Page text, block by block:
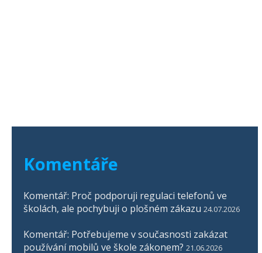
Komentáře
Komentář: Proč podporuji regulaci telefonů ve
školách, ale pochybuji o plošném zákazu 24.07.2026
Komentář: Potřebujeme v současnosti zakázat
používání mobilů ve škole zákonem? 21.06.2026